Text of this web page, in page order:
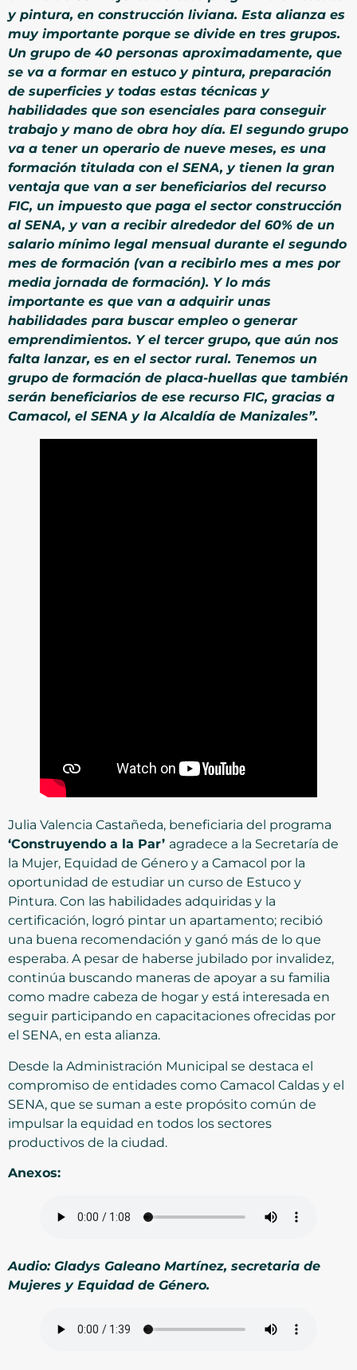
y pintura, en construcción liviana. Esta alianza es
muy importante porque se divide en tres grupos.
Un grupo de 40 personas aproximadamente, que
se va a formar en estuco y pintura, preparación
de superficies y todas estas técnicas y
habilidades que son esenciales para conseguir
trabajo y mano de obra hoy día. El segundo grupo
va a tener un operario de nueve meses, es una
formación titulada con el SENA, y tienen la gran
ventaja que van a ser beneficiarios del recurso
FIC, un impuesto que paga el sector construcción
al SENA, y van a recibir alrededor del 60% de un
salario mínimo legal mensual durante el segundo
mes de formación (van a recibirlo mes a mes por
media jornada de formación). Y lo más
importante es que van a adquirir unas
habilidades para buscar empleo o generar
emprendimientos. Y el tercer grupo, que aún nos
falta lanzar, es en el sector rural. Tenemos un
grupo de formación de placa-huellas que también
serán beneficiarios de ese recurso FIC, gracias a
Camacol, el SENA y la Alcaldía de Manizales”.
Julia Valencia Castañeda, beneficiaria del programa
‘Construyendo a la Par’ agradece a la Secretaría de
la Mujer, Equidad de Género y a Camacol por la
oportunidad de estudiar un curso de Estuco y
Pintura. Con las habilidades adquiridas y la
certificación, logró pintar un apartamento; recibió
una buena recomendación y ganó más de lo que
esperaba. A pesar de haberse jubilado por invalidez,
continúa buscando maneras de apoyar a su familia
como madre cabeza de hogar y está interesada en
seguir participando en capacitaciones ofrecidas por
el SENA, en esta alianza.
Desde la Administración Municipal se destaca el
compromiso de entidades como Camacol Caldas y el
SENA, que se suman a este propósito común de
impulsar la equidad en todos los sectores
productivos de la ciudad.
Anexos:
Audio: Gladys Galeano Martínez, secretaria de
Mujeres y Equidad de Género.